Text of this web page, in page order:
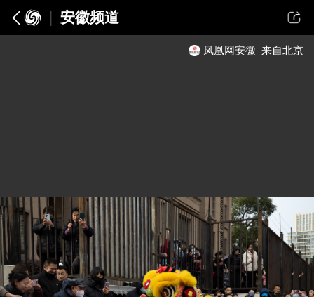
安徽频道
凤凰网安徽 来自北京